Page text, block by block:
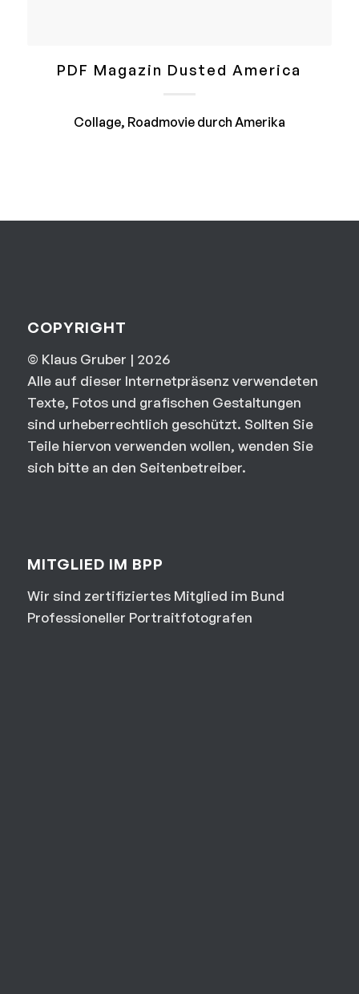
PDF Magazin Dusted America
Collage, Roadmovie durch Amerika
COPYRIGHT
© Klaus Gruber | 2026
Alle auf dieser Internetpräsenz verwendeten
Texte, Fotos und grafischen Gestaltungen
sind urheberrechtlich geschützt. Sollten Sie
Teile hiervon verwenden wollen, wenden Sie
sich bitte an den Seitenbetreiber.
MITGLIED IM BPP
Wir sind zertifiziertes Mitglied im Bund
Professioneller Portraitfotografen